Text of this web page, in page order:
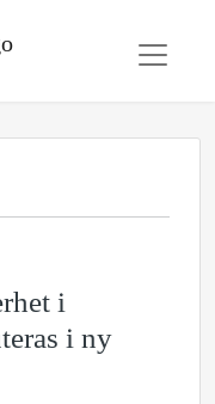
i
i ny